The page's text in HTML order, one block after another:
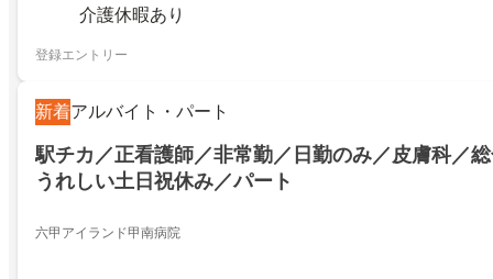
介護休暇あり
登録エントリー
新着アルバイト・パート
駅チカ／正看護師／非常勤／日勤のみ／皮膚科／
うれしい土日祝休み／パート
六甲アイランド甲南病院